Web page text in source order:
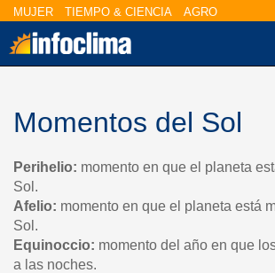
MUJER TIEMPO & CIENCIA AGRO
Momentos del Sol
Perihelio: momento en que el planeta
Sol.
Afelio: momento en que el planeta está
Sol.
Equinoccio: momento del año en que
a las noches.